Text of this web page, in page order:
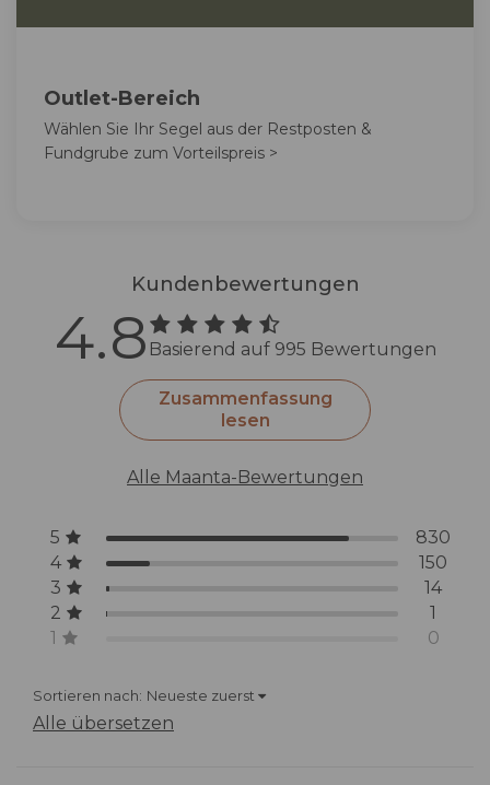
Outlet-Bereich
Wählen Sie Ihr Segel aus der Restposten &
Fundgrube zum Vorteilspreis >
Kundenbewertungen
4.8 Basierend auf 995 Bewertungen
Zusammenfassung
lesen
Alle Maanta-Bewertungen
5
830
4
150
3
14
2
1
1
0
Sortieren nach: Neueste zuerst
Alle übersetzen